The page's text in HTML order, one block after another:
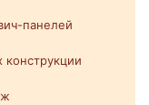
панелей